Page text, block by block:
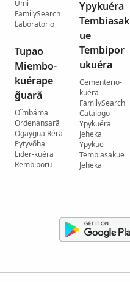
Umi
FamilySearch
Laboratorio
Tupao
Miembo-
kuérape
g̃uarã
Oĩmbáma
Ordenansarã
Ogaygua Réra
Pytyvõha
Lider-kuéra
Rembiporu
Ypykuéra
Tembiasak
ue
Tembipor
ukuéra
Cementerio-
kuéra
FamilySearch
Catálogo
Ypykuéra
Jeheka
Ypykue
Tembiasakue
Jeheka